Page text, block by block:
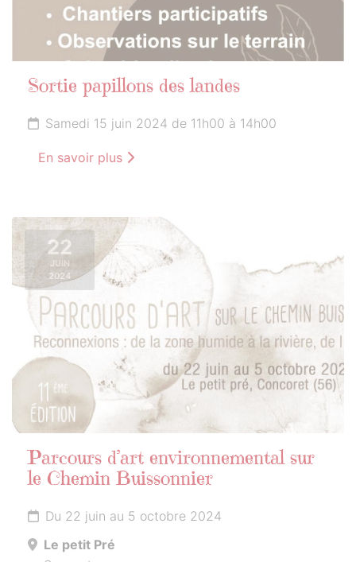
Sortie papillons des landes
Samedi 15 juin 2024 de 11h00 à 14h00
En savoir plus
22
JUIN
2024
Parcours d’art environnemental sur
le Chemin Buissonnier
Du 22 juin au 5 octobre 2024
Le petit Pré